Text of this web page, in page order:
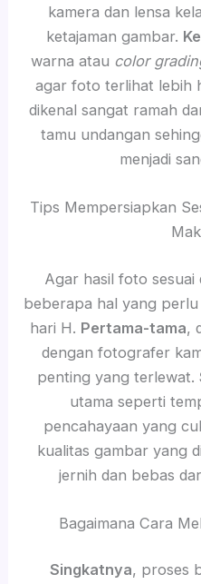
kamera dan lensa
ketajaman gambar.
warna atau color
agar foto terlihat lebih
dikenal sangat ramah
tamu undangan
menjadi
Tips Mempersiapkan
Agar hasil foto sesuai
beberapa hal yang
hari H. Pertama-tama,
dengan fotografer
penting yang terlewat.
utama seperti
pencahayaan yang
kualitas gambar yang
jernih dan bebas
Bagaimana Cara
Singkatnya, proses